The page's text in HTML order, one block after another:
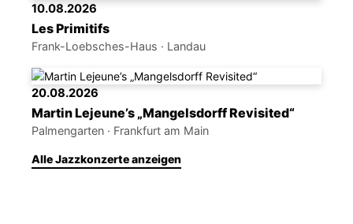
10.08.2026
Les Primitifs
Frank-Loebsches-Haus · Landau
20.08.2026
Martin Lejeune’s „Mangelsdorff Revisited“
Palmengarten · Frankfurt am Main
Alle Jazzkonzerte anzeigen